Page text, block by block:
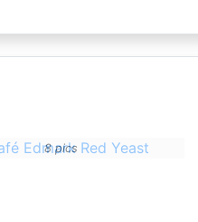
8 pics